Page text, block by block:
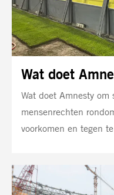
Wat doet
Wat doet Amnesty om
mensenrechten
voorkomen en tegen